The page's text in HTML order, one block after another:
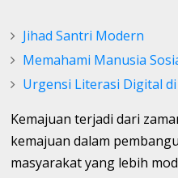
Jihad Santri Modern
Memahami Manusia
Urgensi Literasi Digital
Kemajuan terjadi dari
kemajuan dalam
masyarakat yang lebih